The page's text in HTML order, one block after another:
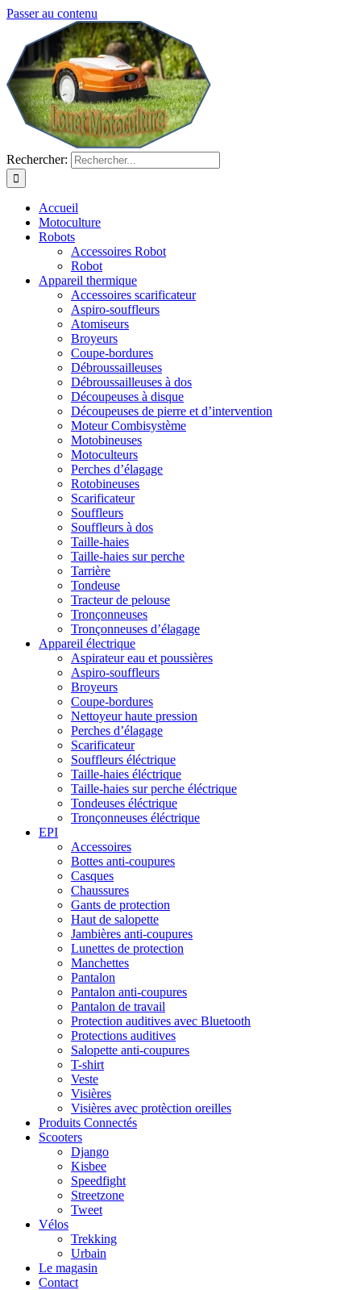
Passer au contenu
Rechercher:
Accueil
Motoculture
Robots
Accessoires Robot
Robot
Appareil thermique
Accessoires scarificateur
Aspiro-souffleurs
Atomiseurs
Broyeurs
Coupe-bordures
Débroussailleuses
Débroussailleuses à dos
Découpeuses à disque
Découpeuses de pierre et d’intervention
Moteur Combisystème
Motobineuses
Motoculteurs
Perches d’élagage
Rotobineuses
Scarificateur
Souffleurs
Souffleurs à dos
Taille-haies
Taille-haies sur perche
Tarrière
Tondeuse
Tracteur de pelouse
Tronçonneuses
Tronçonneuses d’élagage
Appareil électrique
Aspirateur eau et poussières
Aspiro-souffleurs
Broyeurs
Coupe-bordures
Nettoyeur haute pression
Perches d’élagage
Scarificateur
Souffleurs éléctrique
Taille-haies éléctrique
Taille-haies sur perche éléctrique
Tondeuses éléctrique
Tronçonneuses éléctrique
EPI
Accessoires
Bottes anti-coupures
Casques
Chaussures
Gants de protection
Haut de salopette
Jambières anti-coupures
Lunettes de protection
Manchettes
Pantalon
Pantalon anti-coupures
Pantalon de travail
Protection auditives avec Bluetooth
Protections auditives
Salopette anti-coupures
T-shirt
Veste
Visières
Visières avec protèction oreilles
Produits Connectés
Scooters
Django
Kisbee
Speedfight
Streetzone
Tweet
Vélos
Trekking
Urbain
Le magasin
Contact